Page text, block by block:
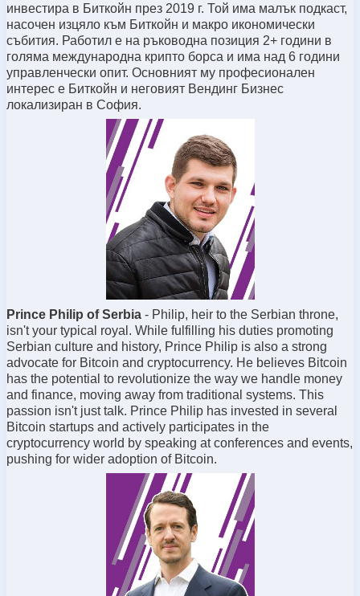
инвестира в Биткойн през 2019 г. Той има малък подкаст,
насочен изцяло към Биткойн и макро икономически
събития. Работил е на ръководна позиция 2+ години в
голяма международна крипто борса и има над 6 години
управленчески опит. Основният му професионален
интерес е Биткойн и неговият Вендинг Бизнес
локализиран в София.
Prince Philip of Serbia - Philip, heir to the Serbian throne,
isn't your typical royal. While fulfilling his duties promoting
Serbian culture and history, Prince Philip is also a strong
advocate for Bitcoin and cryptocurrency. He believes Bitcoin
has the potential to revolutionize the way we handle money
and finance, moving away from traditional systems. This
passion isn't just talk. Prince Philip has invested in several
Bitcoin startups and actively participates in the
cryptocurrency world by speaking at conferences and events,
pushing for wider adoption of Bitcoin.